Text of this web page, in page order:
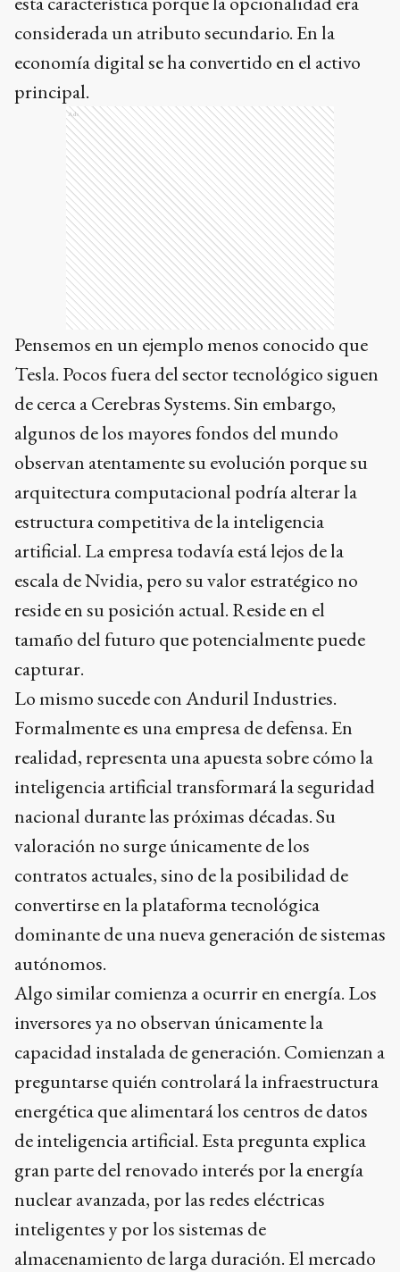
considerada un atributo secundario. En la
economía digital se ha convertido en el activo
principal.
Ads
Pensemos en un ejemplo menos conocido que
Tesla. Pocos fuera del sector tecnológico siguen
de cerca a Cerebras Systems. Sin embargo,
algunos de los mayores fondos del mundo
observan atentamente su evolución porque su
arquitectura computacional podría alterar la
estructura competitiva de la inteligencia
artificial. La empresa todavía está lejos de la
escala de Nvidia, pero su valor estratégico no
reside en su posición actual. Reside en el
tamaño del futuro que potencialmente puede
capturar.
Lo mismo sucede con Anduril Industries.
Formalmente es una empresa de defensa. En
realidad, representa una apuesta sobre cómo la
inteligencia artificial transformará la seguridad
nacional durante las próximas décadas. Su
valoración no surge únicamente de los
contratos actuales, sino de la posibilidad de
convertirse en la plataforma tecnológica
dominante de una nueva generación de sistemas
autónomos.
Algo similar comienza a ocurrir en energía. Los
inversores ya no observan únicamente la
capacidad instalada de generación. Comienzan a
preguntarse quién controlará la infraestructura
energética que alimentará los centros de datos
de inteligencia artificial. Esta pregunta explica
gran parte del renovado interés por la energía
nuclear avanzada, por las redes eléctricas
inteligentes y por los sistemas de
almacenamiento de larga duración. El mercado